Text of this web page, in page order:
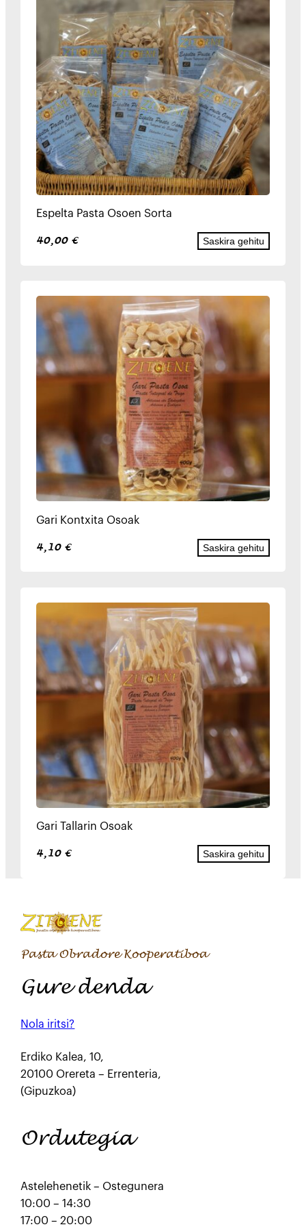
Espelta Pasta Osoen Sorta
40,00 € Saskira gehitu
Gari Kontxita Osoak
4,10 € Saskira gehitu
Gari Tallarin Osoak
4,10 € Saskira gehitu
Pasta Obradore Kooperatiboa
Gure denda
Nola iritsi?
Erdiko Kalea, 10,
20100 Orereta – Errenteria,
(Gipuzkoa)
Ordutegia
Astelehenetik – Ostegunera
10:00 – 14:30
17:00 – 20:00